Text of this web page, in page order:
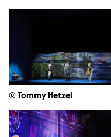
© Tommy Hetzel